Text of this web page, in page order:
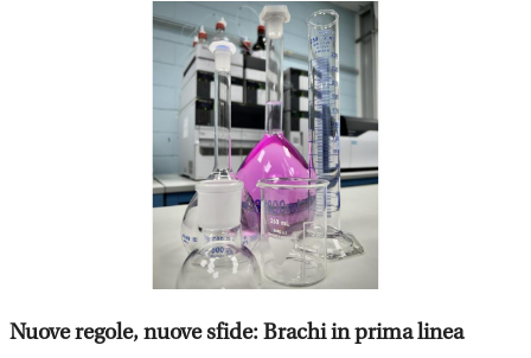
Nuove regole, nuove sfide: Brachi in prima linea